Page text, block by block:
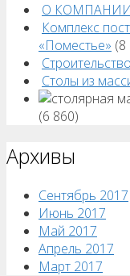
О КОМПАНИИ
Комплекс
«Поместье» (8
Столы из
(6 860)
Архивы
Сентябрь 2017
Июнь 2017
Май 2017
Апрель 2017
Март 2017